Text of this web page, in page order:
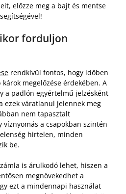
előzze meg a bajt és mentse
forduljon
rendkívül fontos, hogy időben
megelőzése érdekében. A
a padlón egyértelmű jelzésként
ezek váratlanul jelennek meg
nem tapasztalt
víznyomás a csapokban szintén
hirtelen, minden
be.
is árulkodó lehet, hiszen a
megnövekedhet a
ezt a mindennapi használat